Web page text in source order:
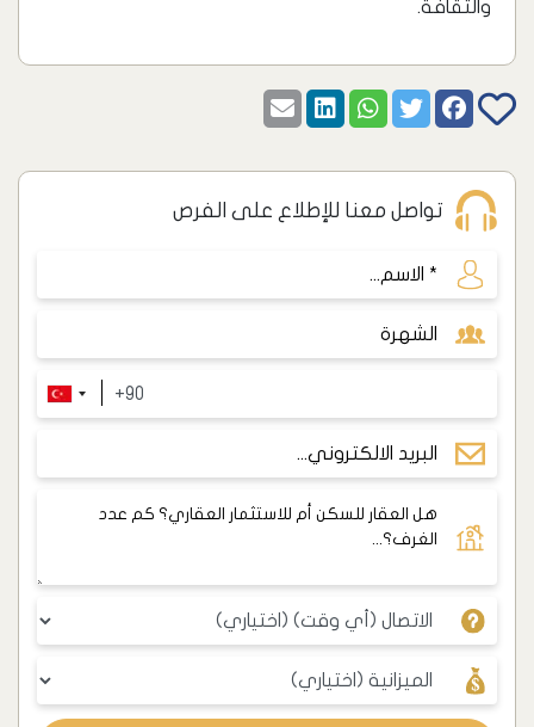
والثقافة.
تواصل معنا للإطلاع على الفرص